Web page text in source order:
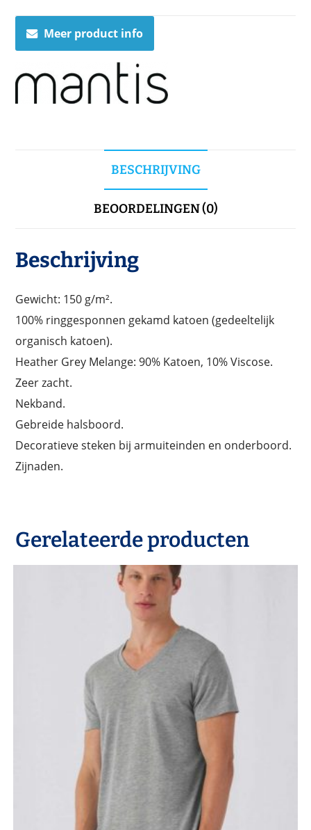
Meer product info
BESCHRIJVING
BEOORDELINGEN (0)
Beschrijving
Gewicht: 150 g/m².
100% ringgesponnen gekamd katoen (gedeeltelijk
organisch katoen).
Heather Grey Melange: 90% Katoen, 10% Viscose.
Zeer zacht.
Nekband.
Gebreide halsboord.
Decoratieve steken bij armuiteinden en onderboord.
Zijnaden.
Gerelateerde producten